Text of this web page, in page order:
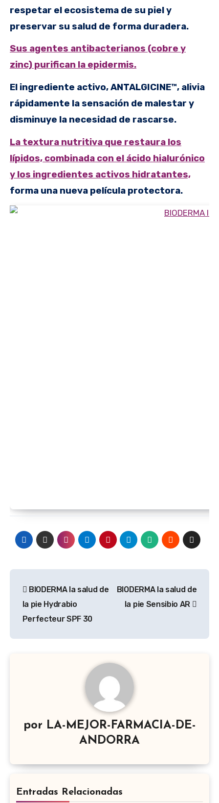
respetar el ecosistema de su piel y
preservar su salud de forma duradera.
Sus agentes antibacterianos (cobre y
zinc) purifican la epidermis.
El ingrediente activo, ANTALGICINE™, alivia
rápidamente la sensación de malestar y
disminuye la necesidad de rascarse.
La textura nutritiva que restaura los
lípidos, combinada con el ácido hialurónico
y los ingredientes activos hidratantes,
forma una nueva película protectora.
de
entradas
BIODERMA la salud de
la pie Hydrabio
Perfecteur SPF 30
BIODERMA la salud de
la pie Sensibio AR
por LA-MEJOR-FARMACIA-DE-
ANDORRA
Entradas Relacionadas